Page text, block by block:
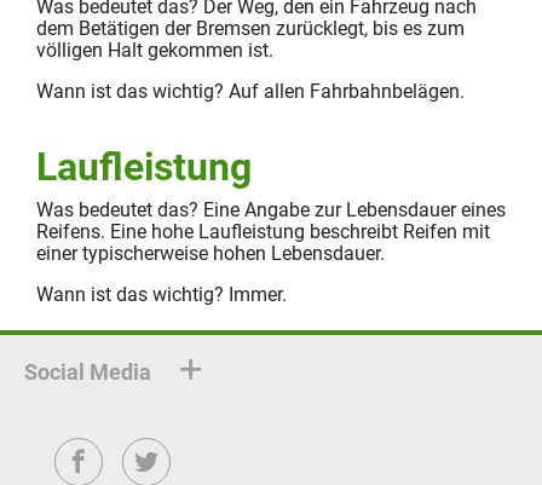
Was bedeutet das? Der Weg, den ein Fahrzeug nach
dem Betätigen der Bremsen zurücklegt, bis es zum
völligen Halt gekommen ist.
Wann ist das wichtig? Auf allen Fahrbahnbelägen.
Laufleistung
Was bedeutet das? Eine Angabe zur Lebensdauer eines
Reifens. Eine hohe Laufleistung beschreibt Reifen mit
einer typischerweise hohen Lebensdauer.
Wann ist das wichtig? Immer.
Social Media